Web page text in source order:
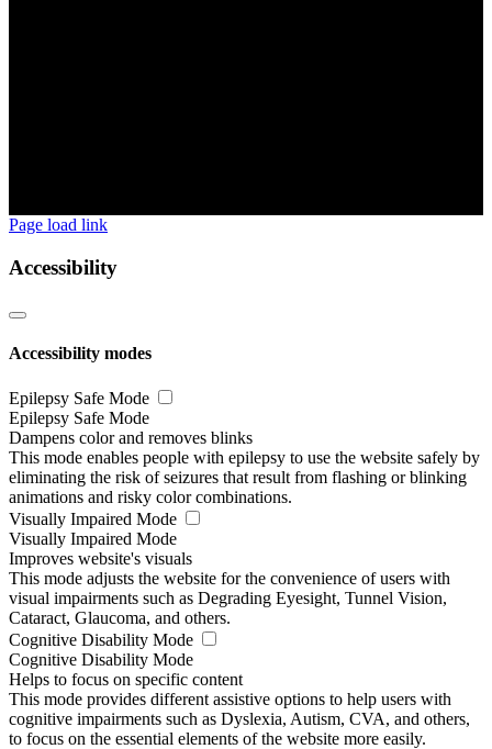
Page load link
Accessibility
Accessibility modes
Epilepsy Safe Mode
Epilepsy Safe Mode
Dampens color and removes blinks
This mode enables people with epilepsy to use the website safely by
eliminating the risk of seizures that result from flashing or blinking
animations and risky color combinations.
Visually Impaired Mode
Visually Impaired Mode
Improves website's visuals
This mode adjusts the website for the convenience of users with
visual impairments such as Degrading Eyesight, Tunnel Vision,
Cataract, Glaucoma, and others.
Cognitive Disability Mode
Cognitive Disability Mode
Helps to focus on specific content
This mode provides different assistive options to help users with
cognitive impairments such as Dyslexia, Autism, CVA, and others,
to focus on the essential elements of the website more easily.